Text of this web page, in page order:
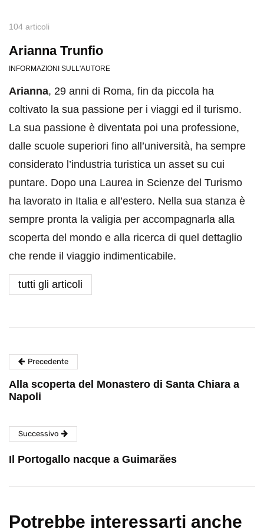
104 articoli
Arianna Trunfio
INFORMAZIONI SULL'AUTORE
Arianna, 29 anni di Roma, fin da piccola ha
coltivato la sua passione per i viaggi ed il turismo.
La sua passione è diventata poi una professione,
dalle scuole superiori fino all’università, ha sempre
considerato l’industria turistica un asset su cui
puntare. Dopo una Laurea in Scienze del Turismo
ha lavorato in Italia e all’estero. Nella sua stanza è
sempre pronta la valigia per accompagnarla alla
scoperta del mondo e alla ricerca di quel dettaglio
che rende il viaggio indimenticabile.
tutti gli articoli
Precedente
Alla scoperta del Monastero di Santa Chiara a
Napoli
Successivo
Il Portogallo nacque a Guimarăes
Potrebbe interessarti anche